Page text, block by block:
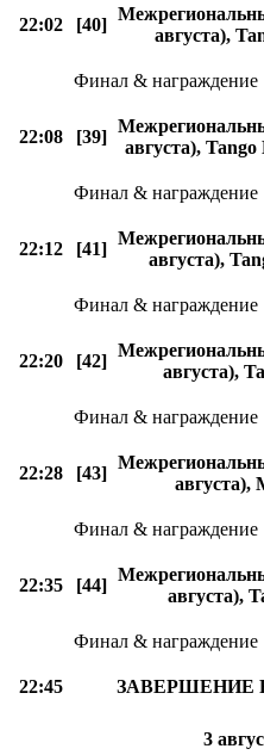
22:02
[40]
августа),
Финал & награждение
22:08 [39]
августа),
Финал & награждение
22:12 [41]
августа),
Финал & награждение
22:20 [42]
августа),
Финал & награждение
22:28 [43]
августа),
Финал & награждение
22:35 [44]
августа),
Финал & награждение
22:45 ЗАВЕРШЕНИЕ
3